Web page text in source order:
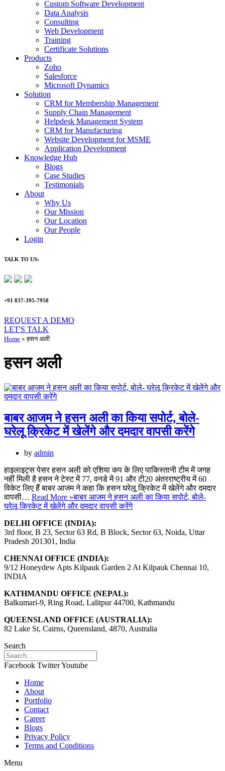
Custom Software Development
Data Analysis
Consulting
Web Development
Training
Certificate Solutions
Products
Zoho
Salesforce
Microsoft Dynamics
Solution
CRM for Membership Management
Supply Chain Management
Helpdesk Management System
CRM for Manufacturing
Website Development for MSME
Application Development
Knowledge Hub
Blogs
Case Studies
Testimonials
About
Why Us
Our Mission
Our Location
Our People
Login
TALK TO US:
+91 837-395-7958
REQUEST A DEMO​
LET'S TALK
Home »हसन अली
हसन अली
बाबर आजम ने हसन अली का किया सपोर्ट, बोले-
घरेलू क्रिकेट में खेलेंगे और दमदार वापसी करेंगे
by admin
हाइलाइट्स पेसर हसन अली को एशिया कप के लिए पाकिस्तानी टीम में जगह
नहीं मिली है हसन ने टेस्ट में 77, वनडे में 91 और टी20 अंतरराष्ट्रीय में 60
विकेट लिए हैं बाबर आजम ने कहा कि हसन घरेलू क्रिकेट में खेलेंगे और दमदार
वापसी… Read More »बाबर आजम ने हसन अली का किया सपोर्ट, बोले-
घरेलू क्रिकेट में खेलेंगे और दमदार वापसी करेंगे
DELHI OFFICE (INDIA):
3rd floor, B 23, Sector 63 Rd, B Block, Sector 63, Noida, Uttar
Pradesh 201301, India
CHENNAI OFFICE (INDIA):
9/12 Honeydew Apts Kilpauk Garden 2 At Kilpauk Chennai 10,
INDIA
KATHMANDU OFFICE (NEPAL):
Balkumari-9, Ring Road, Lalitpur 44700, Kathmandu
QUEENSLAND OFFICE (AUSTRALIA):
82 Lake St, Cairns, Queensland, 4870, Australia
Search
Facebook TwitterYoutube
Home
About
Portfolio
Contact
Career
Blogs
Privacy Policy
Terms and Conditions
Menu